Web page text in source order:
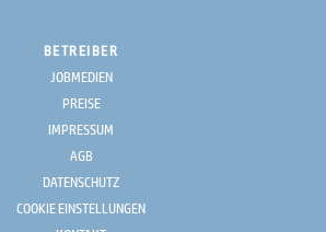
BETREIBER
JOBMEDIEN
PREISE
IMPRESSUM
AGB
DATENSCHUTZ
COOKIE EINSTELLUNGEN